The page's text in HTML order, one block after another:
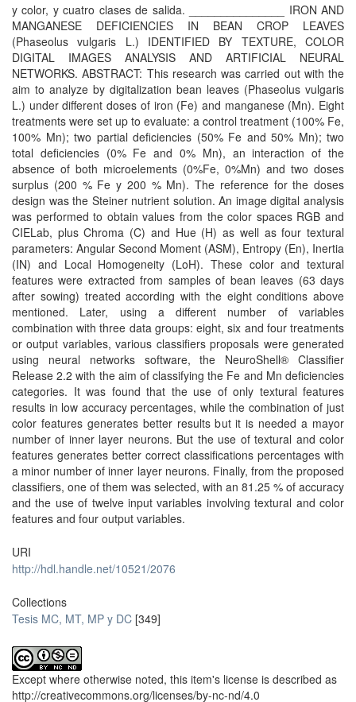
y color, y cuatro clases de salida. _______________ IRON AND
MANGANESE DEFICIENCIES IN BEAN CROP LEAVES
(Phaseolus vulgaris L.) IDENTIFIED BY TEXTURE, COLOR
DIGITAL IMAGES ANALYSIS AND ARTIFICIAL NEURAL
NETWORKS. ABSTRACT: This research was carried out with the
aim to analyze by digitalization bean leaves (Phaseolus vulgaris
L.) under different doses of iron (Fe) and manganese (Mn). Eight
treatments were set up to evaluate: a control treatment (100% Fe,
100% Mn); two partial deficiencies (50% Fe and 50% Mn); two
total deficiencies (0% Fe and 0% Mn), an interaction of the
absence of both microelements (0%Fe, 0%Mn) and two doses
surplus (200 % Fe y 200 % Mn). The reference for the doses
design was the Steiner nutrient solution. An image digital analysis
was performed to obtain values from the color spaces RGB and
CIELab, plus Chroma (C) and Hue (H) as well as four textural
parameters: Angular Second Moment (ASM), Entropy (En), Inertia
(IN) and Local Homogeneity (LoH). These color and textural
features were extracted from samples of bean leaves (63 days
after sowing) treated according with the eight conditions above
mentioned. Later, using a different number of variables
combination with three data groups: eight, six and four treatments
or output variables, various classifiers proposals were generated
using neural networks software, the NeuroShell® Classifier
Release 2.2 with the aim of classifying the Fe and Mn deficiencies
categories. It was found that the use of only textural features
results in low accuracy percentages, while the combination of just
color features generates better results but it is needed a mayor
number of inner layer neurons. But the use of textural and color
features generates better correct classifications percentages with
a minor number of inner layer neurons. Finally, from the proposed
classifiers, one of them was selected, with an 81.25 % of accuracy
and the use of twelve input variables involving textural and color
features and four output variables.
URI
http://hdl.handle.net/10521/2076
Collections
Tesis MC, MT, MP y DC [349]
Except where otherwise noted, this item's license is described as
http://creativecommons.org/licenses/by-nc-nd/4.0